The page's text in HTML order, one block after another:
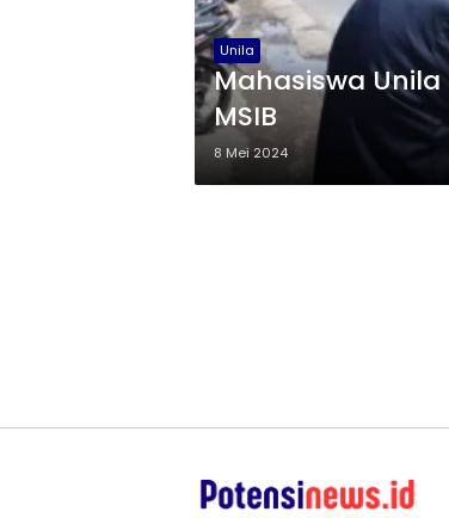
Unila
Mahasiswa
MSIB
8 Mei 2024